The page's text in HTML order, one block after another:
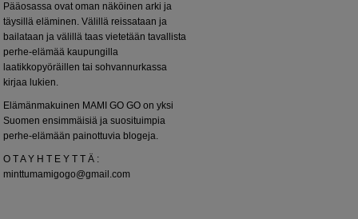
Pääosassa ovat oman näköinen arki ja
täysillä eläminen. Välillä reissataan ja
bailataan ja välillä taas vietetään tavallista
perhe-elämää kaupungilla
laatikkopyöräillen tai sohvannurkassa
kirjaa lukien.
Elämänmakuinen MAMI GO GO on yksi
Suomen ensimmäisiä ja suosituimpia
perhe-elämään painottuvia blogeja.
O T A Y H T E Y T T Ä :
minttumamigogo@gmail.com